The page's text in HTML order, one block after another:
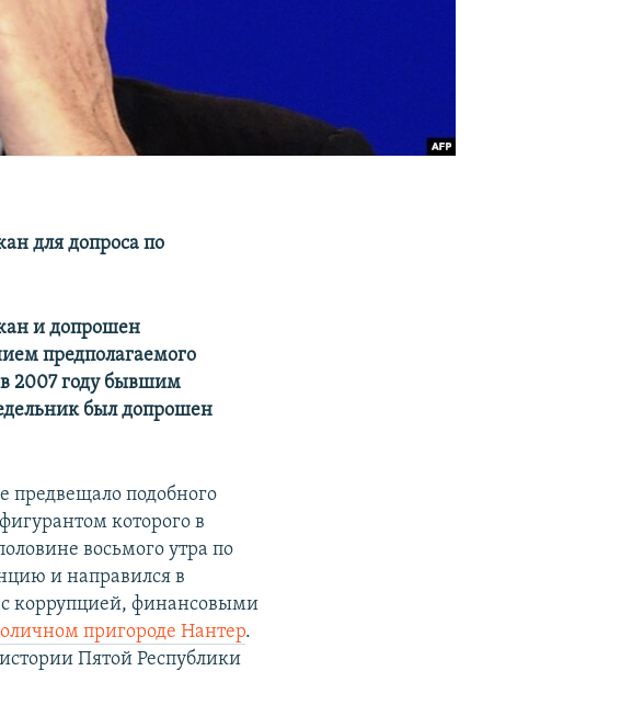
для допроса по
и допрошен
предполагаемого
2007 году бывшим
был допрошен
предвещало подобного
которого в
восьмого утра по
и направился в
коррупцией, финансовыми
пригороде Нантер.
Пятой Республики